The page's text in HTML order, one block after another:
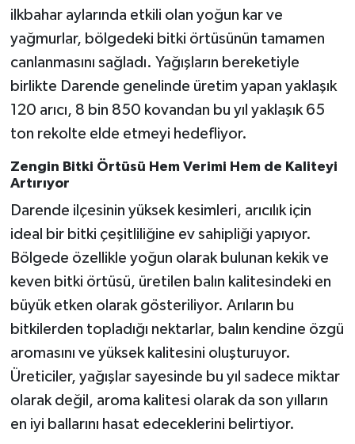
ilkbahar aylarında etkili olan yoğun kar ve
yağmurlar, bölgedeki bitki örtüsünün tamamen
canlanmasını sağladı. Yağışların bereketiyle
birlikte Darende genelinde üretim yapan yaklaşık
120 arıcı, 8 bin 850 kovandan bu yıl yaklaşık 65
ton rekolte elde etmeyi hedefliyor.
Zengin Bitki Örtüsü Hem Verimi Hem de Kaliteyi
Artırıyor
Darende ilçesinin yüksek kesimleri, arıcılık için
ideal bir bitki çeşitliliğine ev sahipliği yapıyor.
Bölgede özellikle yoğun olarak bulunan kekik ve
keven bitki örtüsü, üretilen balın kalitesindeki en
büyük etken olarak gösteriliyor. Arıların bu
bitkilerden topladığı nektarlar, balın kendine özgü
aromasını ve yüksek kalitesini oluşturuyor.
Üreticiler, yağışlar sayesinde bu yıl sadece miktar
olarak değil, aroma kalitesi olarak da son yılların
en iyi ballarını hasat edeceklerini belirtiyor.